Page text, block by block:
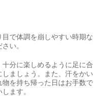
で体調を崩しやすい時期な
い。
分に楽しめるように足に合
ましょう。また、汗をかい
を持ち帰った日はお手数で
ます。